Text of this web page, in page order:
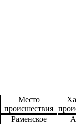
Место
происшествия
Раменское